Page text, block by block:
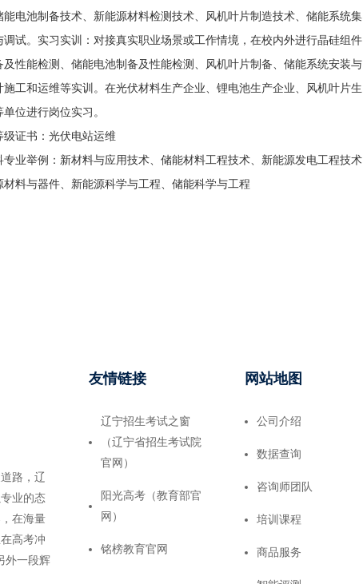
电池制备技术、新能源材料检测技术、风机叶片制造技术、储能系统集
试。实习实训：对接真实职业场景或工作情境，在校内外进行晶硅组件
性能检测、储能电池制备及性能检测、风机叶片制备、储能系统安装与
工和运维等实训。在光伏材料生产企业、锂电池生产企业、风机叶片生
位进行岗位实习。
证书：光伏电站运维
业举例：新材料与应用技术、储能材料工程技术、新能源发电工程技术
料与器件、新能源科学与工程、储能科学与工程
路，辽
业的态
在海量
高考冲
外一段辉
友情链接
辽宁招生考试之窗
（辽宁省招生考试院
官网）
阳光高考（教育部官
网）
铭榜教育官网
网站地图
公司介绍
数据查询
咨询师团队
培训课程
商品服务